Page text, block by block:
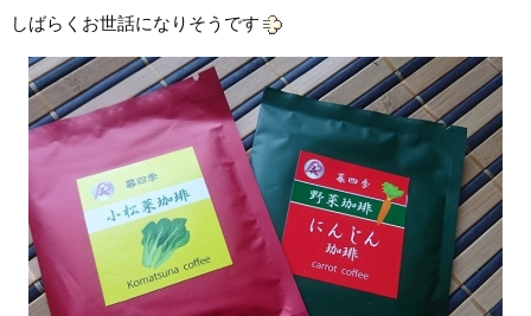
しばらくお世話になりそうです